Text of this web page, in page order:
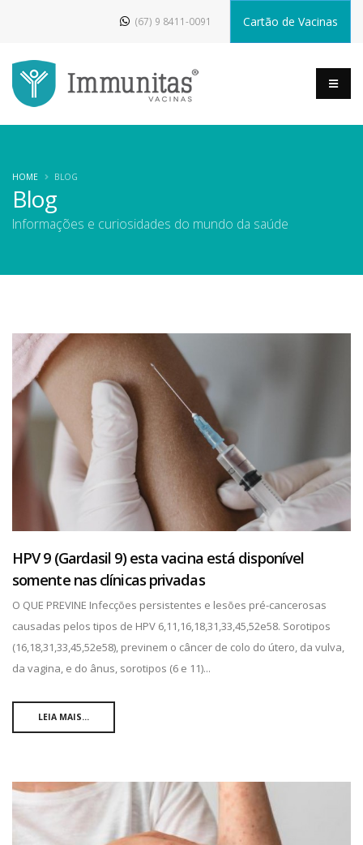
(67) 9 8411-0091 Cartão de Vacinas
Blog
Informações e curiosidades do mundo da saúde
HOME BLOG
HPV 9 (Gardasil 9) esta vacina está disponível
somente nas clínicas privadas
O QUE PREVINE Infecções persistentes e lesões pré-cancerosas
causadas pelos tipos de HPV 6,11,16,18,31,33,45,52e58. Sorotipos
(16,18,31,33,45,52e58), previnem o câncer de colo do útero, da vulva,
da vagina, e do ânus, sorotipos (6 e 11)...
LEIA MAIS...